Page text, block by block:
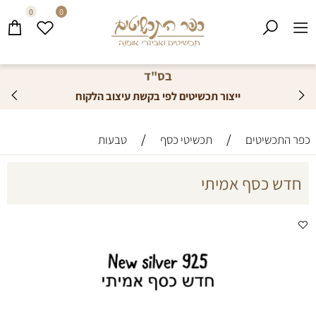
בס"ד
ייצור תכשיטים לפי בקשת עיצוב הלקוח
0 0
כפר התכשיטים / תכשיטי כסף / טבעות
חדש כסף אמיתי